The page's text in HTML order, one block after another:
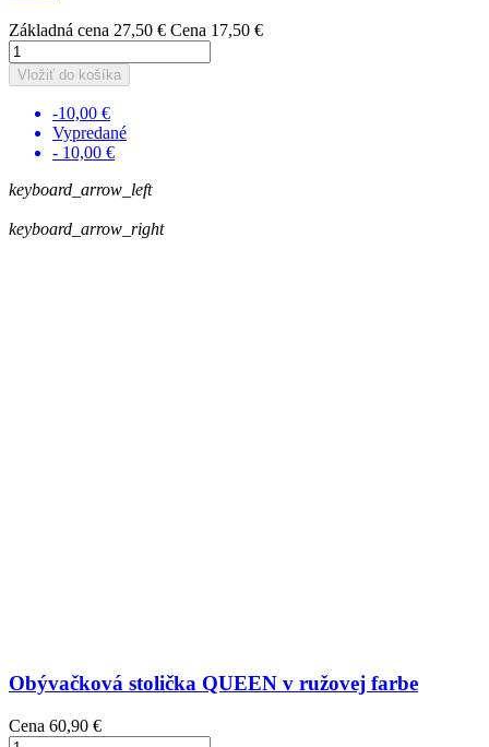
Základná cena 27,50 € Cena 17,50 €
Vložiť do košíka
-10,00 €
Vypredané
- 10,00 €
keyboard_arrow_left
keyboard_arrow_right
Obývačková stolička QUEEN v ružovej farbe
Cena 60,90 €